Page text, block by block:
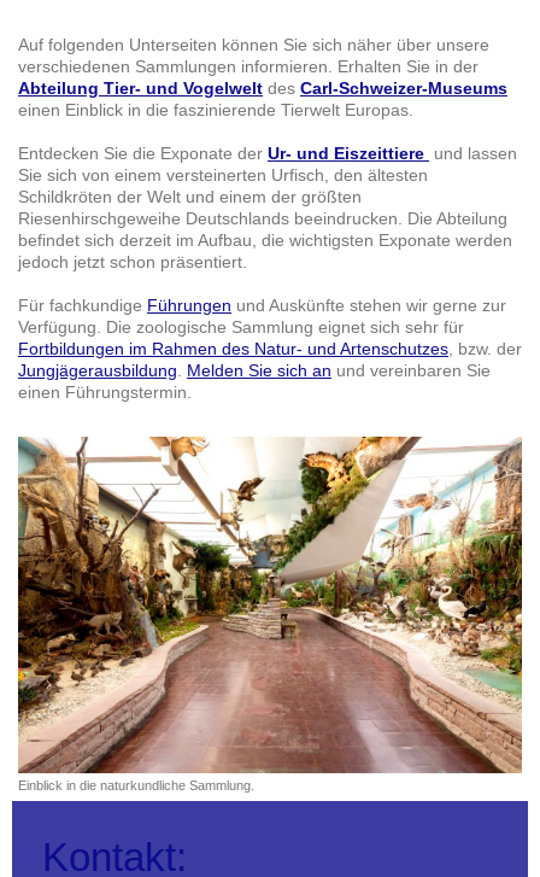
Auf folgenden Unterseiten können Sie sich näher über unsere
verschiedenen Sammlungen informieren. Erhalten Sie in der
Abteilung Tier- und Vogelwelt des Carl-Schweizer-Museums
einen Einblick in die faszinierende Tierwelt Europas.
Entdecken Sie die Exponate der Ur- und Eiszeittiere und lassen
Sie sich von einem versteinerten Urfisch, den ältesten
Schildkröten der Welt und einem der größten
Riesenhirschgeweihe Deutschlands beeindrucken. Die Abteilung
befindet sich derzeit im Aufbau, die wichtigsten Exponate werden
jedoch jetzt schon präsentiert.
Für fachkundige Führungen und Auskünfte stehen wir gerne zur
Verfügung. Die zoologische Sammlung eignet sich sehr für
Fortbildungen im Rahmen des Natur- und Artenschutzes, bzw. der
Jungjägerausbildung. Melden Sie sich an und vereinbaren Sie
einen Führungstermin.
Einblick in die naturkundliche Sammlung.
Kontakt: